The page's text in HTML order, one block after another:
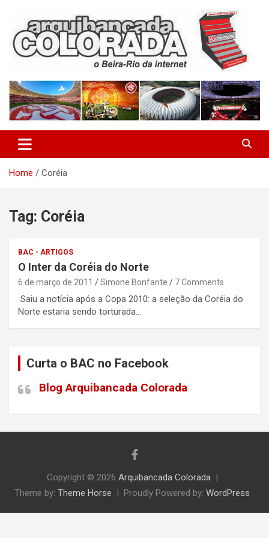
content
Arquibancada Colorada
Home Coréia
Tag: Coréia
BAC - ARTIGOS
O Inter da Coréia do Norte
6 de março de 2011 Simone Bonfante 7 Comments
Saiu a notícia após a Copa 2010: a seleção da Coréia do
Norte estaria sendo torturada…
Curta o BAC no Facebook
Blog Arquibancada Colorada
Copyright © 2026 Arquibancada Colorada
Theme by: Theme Horse Proudly Powered by: WordPress